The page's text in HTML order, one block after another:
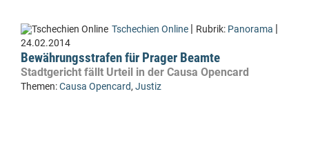
Tschechien Online | Rubrik: Panorama |
24.02.2014
Bewährungsstrafen für Prager Beamte
Stadtgericht fällt Urteil in der Causa Opencard
Themen:Causa Opencard, Justiz